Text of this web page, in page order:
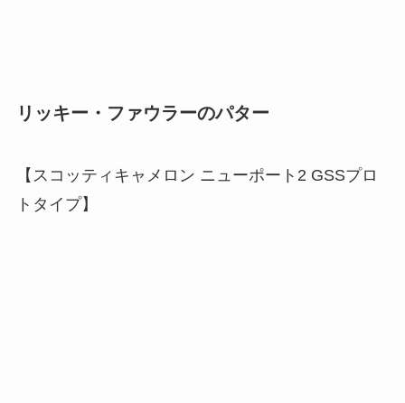
リッキー・ファウラーのパター
【スコッティキャメロン ニューポート2 GSSプロ
トタイプ】